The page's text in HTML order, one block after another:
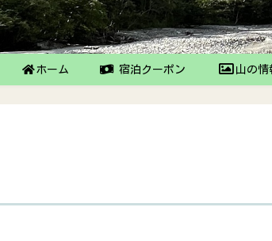
ホーム 宿泊クーポン 山の情